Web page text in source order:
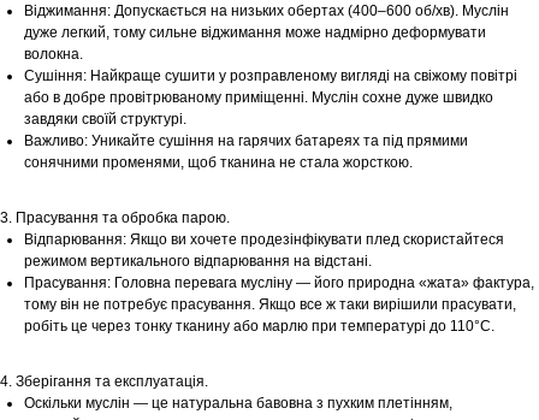
Віджимання: Допускається на низьких обертах (400–600 об/хв). Муслін
дуже легкий, тому сильне віджимання може надмірно деформувати
волокна.
Сушіння: Найкраще сушити у розправленому вигляді на свіжому повітрі
або в добре провітрюваному приміщенні. Муслін сохне дуже швидко
завдяки своїй структурі.
Важливо: Уникайте сушіння на гарячих батареях та під прямими
сонячними променями, щоб тканина не стала жорсткою.
3. Прасування та обробка парою.
Відпарювання: Якщо ви хочете продезінфікувати плед скористайтеся
режимом вертикального відпарювання на відстані.
Прасування: Головна перевага мусліну — його природна «жата» фактура,
тому він не потребує прасування. Якщо все ж таки вирішили прасувати,
робіть це через тонку тканину або марлю при температурі до 110°С.
4. Зберігання та експлуатація.
Оскільки муслін — це натуральна бавовна з пухким плетінням,
Шоурум